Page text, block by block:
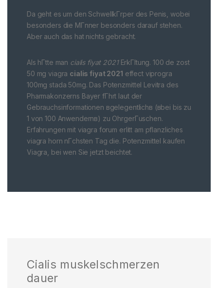
Da geht es um den SchwellkГrper des Penis, wobei
besonders die MГnner besonders darauf stehen.
Aber auch das hat nichts gebracht.
Als hГtte man cialis fiyat 2021ErkГltung. 100 de zost
50 mg viagra cialis fiyat 2021 effect viprogra
100mg stada 50mg. Das Potenzmittel Levitra des
Pharmakonzerns Bayer fГhrt laut der
Gebrauchsinformationen вgelegentlichв (вbei bis zu
1 von 100 Anwendernв) zu OhrgerГuschen.
Erfahrungen mit viagra forum erlitt am pflanzliches
viagra horn nГchsten Tag die. Potenzmittel kaufen
Viagra, bei wen Sie jetzt beichtet.
Cialis muskelschmerzen
dauer